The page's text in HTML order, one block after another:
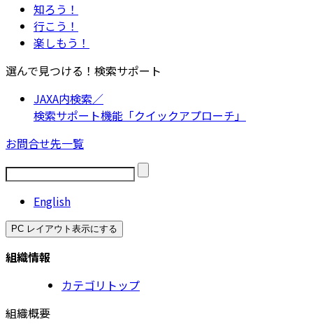
知ろう！
行こう！
楽しもう！
選んで見つける！検索サポート
JAXA内検索／
検索サポート機能「クイックアプローチ」
お問合せ先一覧
English
PC レイアウト表示にする
組織情報
カテゴリトップ
組織概要